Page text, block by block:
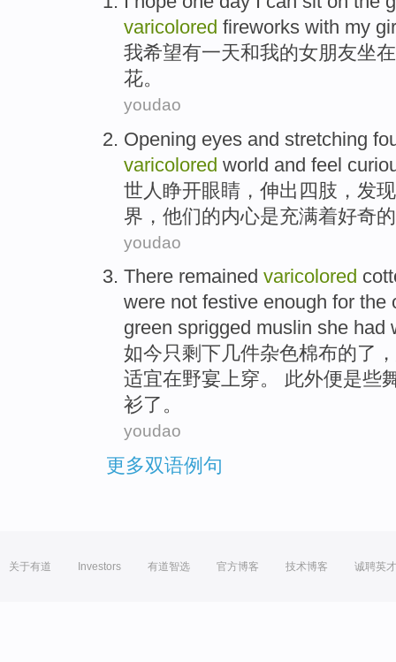
varicolored fireworks with my
我希望有一天和我的女朋友坐在
花。
youdao
Opening eyes and stretching
varicolored world and feel
世人 睁开眼睛 ， 伸出 四肢 ， 发现
界 ， 他们的内心是充满着好奇
youdao
There remained varicolored
were not festive enough for the
green sprigged muslin she had
如今只剩下几件杂色棉布的了，
适宜在野宴上穿。 此外便是些
衫了。
youdao
更多双语例句
关于有道 Investors 有道智选 官方博客 技术博客 诚聘英才